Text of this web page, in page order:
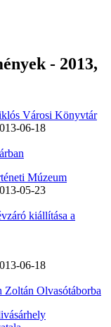
- 2013,
Városi Könyvtár
06-18
Múzeum
05-23
kiállítása a
06-18
Zoltán Olvasótáborba